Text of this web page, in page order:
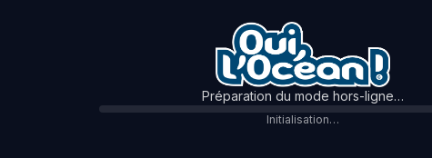
Préparation du mode hors-ligne…
Initialisation…